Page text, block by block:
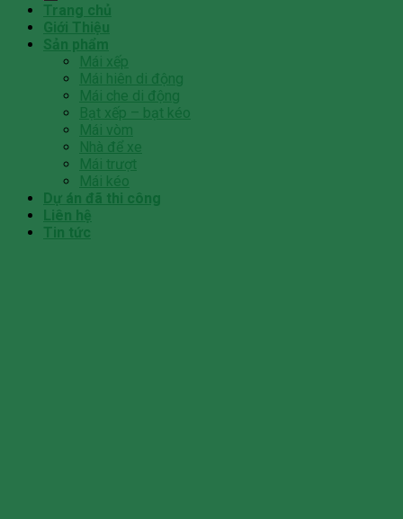
Trang chủ
Giới Thiệu
Sản phẩm
Mái xếp
Mái hiên di động
Mái che di động
Bạt xếp – bạt kéo
Mái vòm
Nhà để xe
Mái trượt
Mái kéo
Dự án đã thi công
Liên hệ
Tin tức